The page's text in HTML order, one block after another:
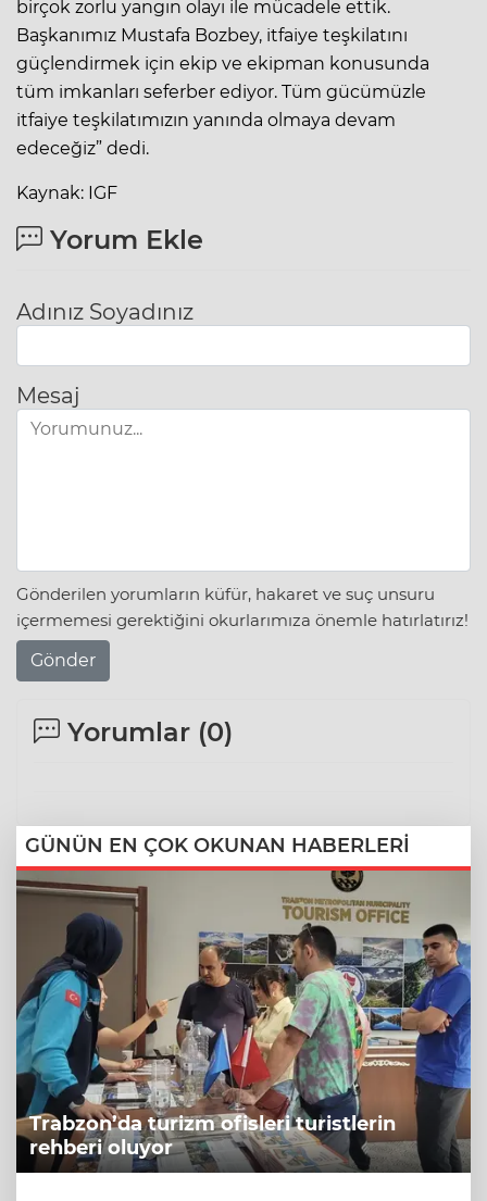
birçok zorlu yangın olayı ile mücadele ettik.
Başkanımız Mustafa Bozbey, itfaiye teşkilatını
güçlendirmek için ekip ve ekipman konusunda
tüm imkanları seferber ediyor. Tüm gücümüzle
itfaiye teşkilatımızın yanında olmaya devam
edeceğiz” dedi.
Kaynak: IGF
Yorum Ekle
Adınız Soyadınız
Mesaj
Gönderilen yorumların küfür, hakaret ve suç unsuru
içermemesi gerektiğini okurlarımıza önemle hatırlatırız!
Gönder
Yorumlar (0)
GÜNÜN EN ÇOK OKUNAN HABERLERİ
Trabzon’da turizm ofisleri turistlerin
rehberi oluyor